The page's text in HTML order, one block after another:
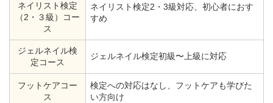
ネイリスト検定
（2・３級）コー
ス
ネイリスト検定2・3級対応、初心者におす
すめ
ジェルネイル検
定コース
ジェルネイル検定初級〜上級に対応
フットケアコー
ス
検定への対応はなし、フットケアも学びた
い方向け